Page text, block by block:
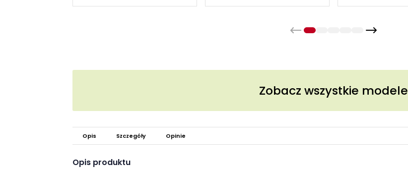
Zobacz wszystkie modele
Opis Szczegóły Opinie
Opis produktu